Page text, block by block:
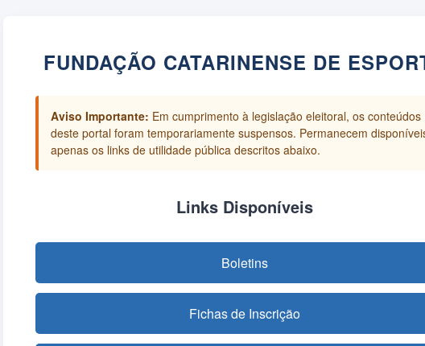
FUNDAÇÃO CATARINENSE DE
Aviso Importante: Em cumprimento à legislação eleitoral, os conteúdos
deste portal foram temporariamente suspensos. Permanecem
apenas os links de utilidade pública descritos abaixo.
Links Disponíveis
Boletins
Fichas de Inscrição